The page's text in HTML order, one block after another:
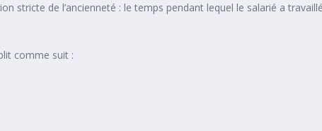
stricte de l’ancienneté : le temps pendant lequel le salarié a
comme suit :